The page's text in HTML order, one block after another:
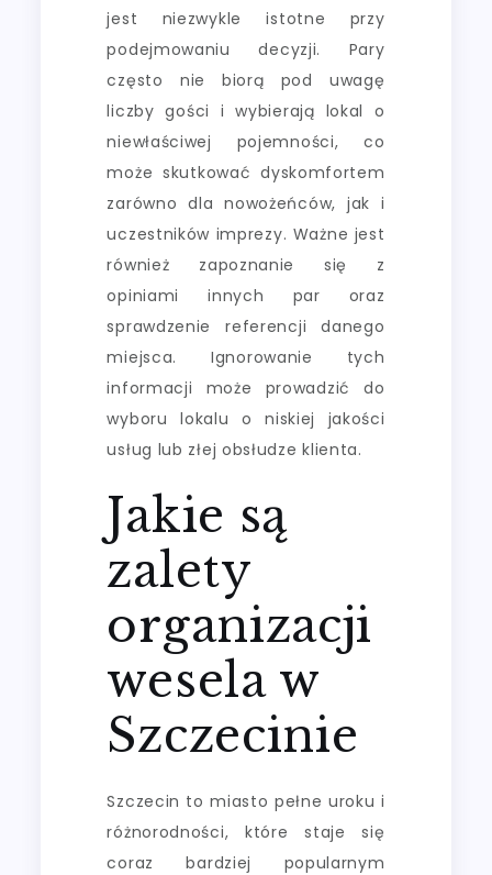
jest niezwykle istotne przy
podejmowaniu decyzji. Pary
często nie biorą pod uwagę
liczby gości i wybierają lokal o
niewłaściwej pojemności, co
może skutkować dyskomfortem
zarówno dla nowożeńców, jak i
uczestników imprezy. Ważne jest
również zapoznanie się z
opiniami innych par oraz
sprawdzenie referencji danego
miejsca. Ignorowanie tych
informacji może prowadzić do
wyboru lokalu o niskiej jakości
usług lub złej obsłudze klienta.
Jakie są
zalety
organizacji
wesela w
Szczecinie
Szczecin to miasto pełne uroku i
różnorodności, które staje się
coraz bardziej popularnym